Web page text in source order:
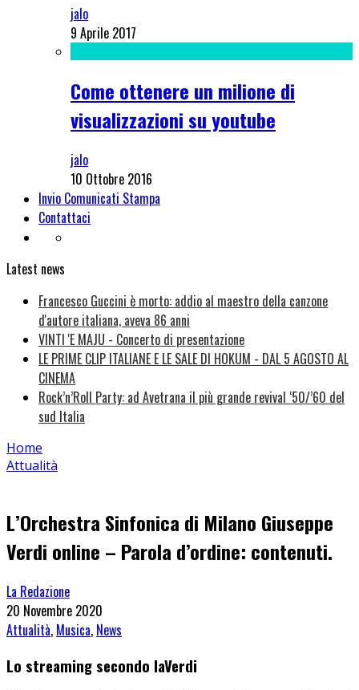
jalo
9 Aprile 2017
Come ottenere un milione di
visualizzazioni su youtube
jalo
10 Ottobre 2016
Invio Comunicati Stampa
Contattaci
Latest news
Francesco Guccini è morto: addio al maestro della canzone
d'autore italiana, aveva 86 anni
VINTI 'E MAJU - Concerto di presentazione
LE PRIME CLIP ITALIANE E LE SALE DI HOKUM - DAL 5 AGOSTO AL
CINEMA
Rock’n’Roll Party: ad Avetrana il più grande revival ‘50/’60 del
sud Italia
Home
Attualità
L’Orchestra Sinfonica di Milano Giuseppe
Verdi online – Parola d’ordine: contenuti.
La Redazione
20 Novembre 2020
Attualità, Musica, News
Lo streaming secondo laVerdi